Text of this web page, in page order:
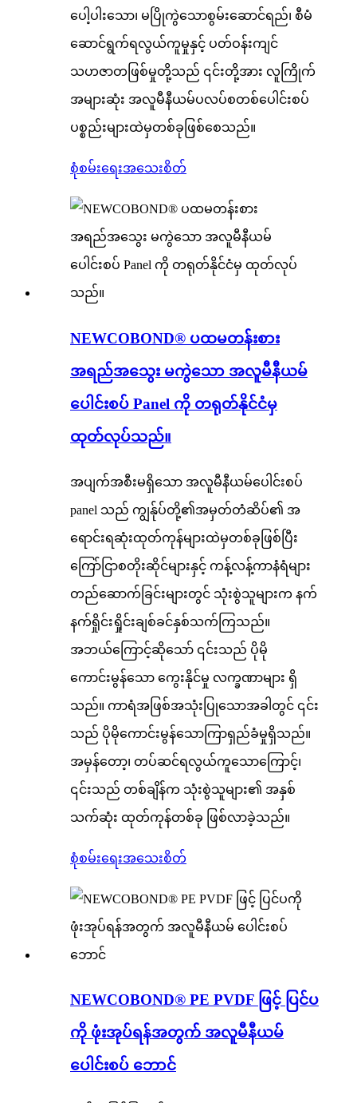
ပေါ့ပါးသော၊ မပြိုကွဲသောစွမ်းဆောင်ရည်၊ စီမံ
ဆောင်ရွက်ရလွယ်ကူမှုနှင့် ပတ်ဝန်းကျင်
သဟဇာတဖြစ်မှုတို့သည် ၎င်းတို့အား လူကြိုက်
အများဆုံး အလူမီနီယမ်ပလပ်စတစ်ပေါင်းစပ်
ပစ္စည်းများထဲမှတစ်ခုဖြစ်စေသည်။
စုံစမ်းရေးအသေးစိတ်
NEWCOBOND® ပထမတန်းစား
အရည်အသွေး မကွဲသော အလူမီနီယမ်
ပေါင်းစပ် Panel ကို တရုတ်နိုင်ငံမှ
ထုတ်လုပ်သည်။
အပျက်အစီးမရှိသော အလူမီနီယမ်ပေါင်းစပ်
panel သည် ကျွန်ုပ်တို့၏အမှတ်တံဆိပ်၏ အ
ရောင်းရဆုံးထုတ်ကုန်များထဲမှတစ်ခုဖြစ်ပြီး
ကြော်ငြာစတိုးဆိုင်များနှင့် ကန့်လန့်ကာနံရံများ
တည်ဆောက်ခြင်းများတွင် သုံးစွဲသူများက နက်
နက်ရှိုင်းရှိုင်းချစ်ခင်နှစ်သက်ကြသည်။
အဘယ်ကြောင့်ဆိုသော် ၎င်းသည် ပိုမို
ကောင်းမွန်သော ကွေးနိုင်မှု လက္ခဏာများ ရှိ
သည်။ ကာရံအဖြစ်အသုံးပြုသောအခါတွင် ၎င်း
သည် ပိုမိုကောင်းမွန်သောကြာရှည်ခံမှုရှိသည်။
အမှန်တော့၊ တပ်ဆင်ရလွယ်ကူသောကြောင့်၊
၎င်းသည် တစ်ချိန်က သုံးစွဲသူများ၏ အနှစ်
သက်ဆုံး ထုတ်ကုန်တစ်ခု ဖြစ်လာခဲ့သည်။
စုံစမ်းရေးအသေးစိတ်
NEWCOBOND® PE PVDF ဖြင့် ပြင်ပ
ကို ဖုံးအုပ်ရန်အတွက် အလူမီနီယမ်
ပေါင်းစပ် ဘောင်